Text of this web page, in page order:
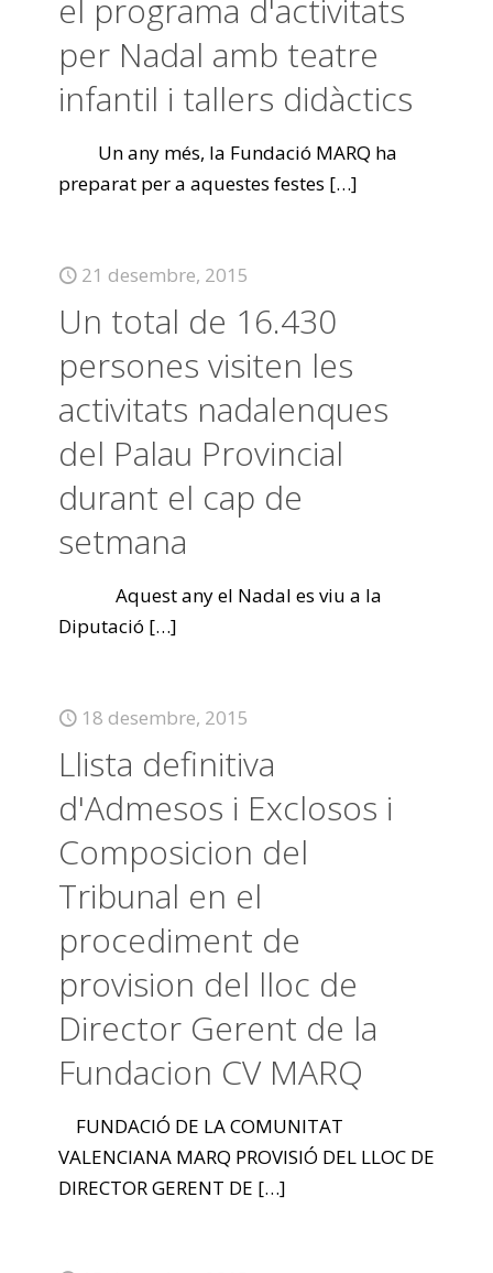
el programa d'activitats
per Nadal amb teatre
infantil i tallers didàctics
Un any més, la Fundació MARQ ha
preparat per a aquestes festes […]
21 desembre, 2015
Un total de 16.430
persones visiten les
activitats nadalenques
del Palau Provincial
durant el cap de
setmana
Aquest any el Nadal es viu a la
Diputació […]
18 desembre, 2015
Llista definitiva
d'Admesos i Exclosos i
Composicion del
Tribunal en el
procediment de
provision del lloc de
Director Gerent de la
Fundacion CV MARQ
FUNDACIÓ DE LA COMUNITAT
VALENCIANA MARQ PROVISIÓ DEL LLOC DE
DIRECTOR GERENT DE […]